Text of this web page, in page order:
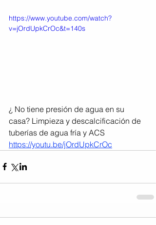
https://www.youtube.com/watch?
v=jOrdUpkCrOc&t=140s
¿ No tiene presión de agua en su
casa? Limpieza y descalcificación de
tuberías de agua fría y ACS
https://youtu.be/jOrdUpkCrOc